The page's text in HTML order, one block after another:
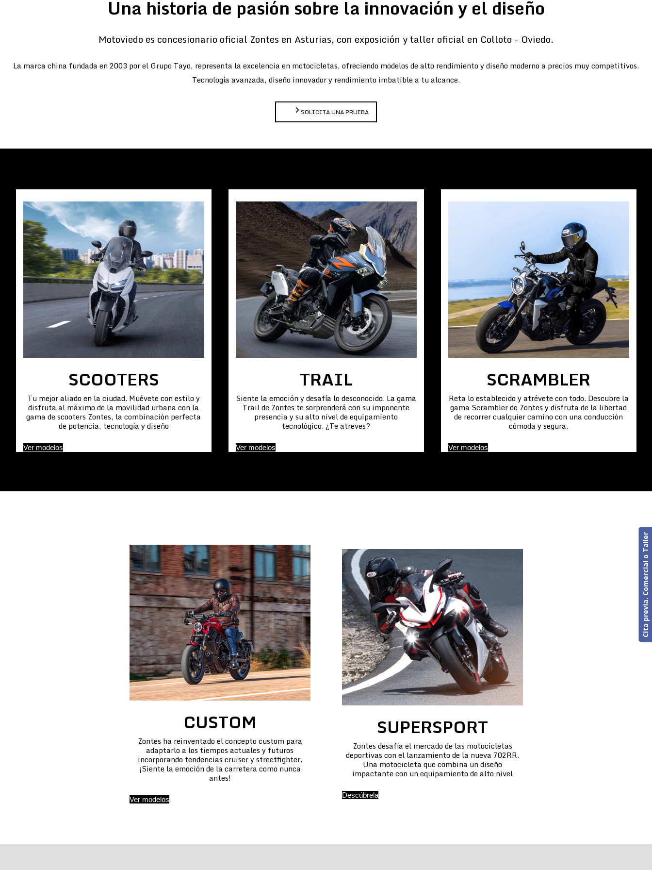
Una historia de pasión sobre la innovación y el diseño
Motoviedo es concesionario oficial Zontes en Asturias, con exposición y taller oficial en Colloto - Oviedo.
La marca china fundada en 2003 por el Grupo Tayo, representa la excelencia en motocicletas, ofreciendo modelos de alto rendimiento y diseño moderno a precios muy competitivos.
Tecnología avanzada, diseño innovador y rendimiento imbatible a tu alcance.
SOLICITA UNA PRUEBA
SCOOTERS
Tu mejor aliado en la ciudad. Muévete con estilo y
disfruta al máximo de la movilidad urbana con la
gama de scooters Zontes, la combinación perfecta
de potencia, tecnología y diseño
Ver modelos
TRAIL
Siente la emoción y desafía lo desconocido. La gama
Trail de Zontes te sorprenderá con su imponente
presencia y su alto nivel de equipamiento
tecnológico. ¿Te atreves?
Ver modelos
SCRAMBLER
Reta lo establecido y atrévete con todo. Descubre la
gama Scrambler de Zontes y disfruta de la libertad
de recorrer cualquier camino con una conducción
cómoda y segura.
Ver modelos
CUSTOM
Zontes ha reinventado el concepto custom para
adaptarlo a los tiempos actuales y futuros
incorporando tendencias cruiser y streetfighter.
¡Siente la emoción de la carretera como nunca
antes!
Ver modelos
SUPERSPORT
Zontes desafía el mercado de las motocicletas
deportivas con el lanzamiento de la nueva 702RR.
Una motocicleta que combina un diseño
impactante con un equipamiento de alto nivel
Descúbrela
Cita previa. Comercial o Taller